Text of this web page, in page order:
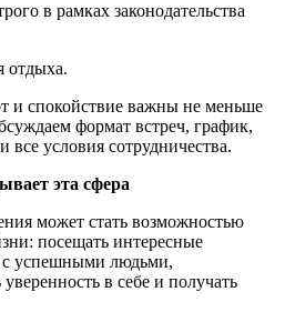
в рамках законодательства
отдыха.
и спокойствие важны не меньше
формат встреч, график,
условия сотрудничества.
эта сфера
может стать возможностью
посещать интересные
с успешными людьми,
в себе и получать